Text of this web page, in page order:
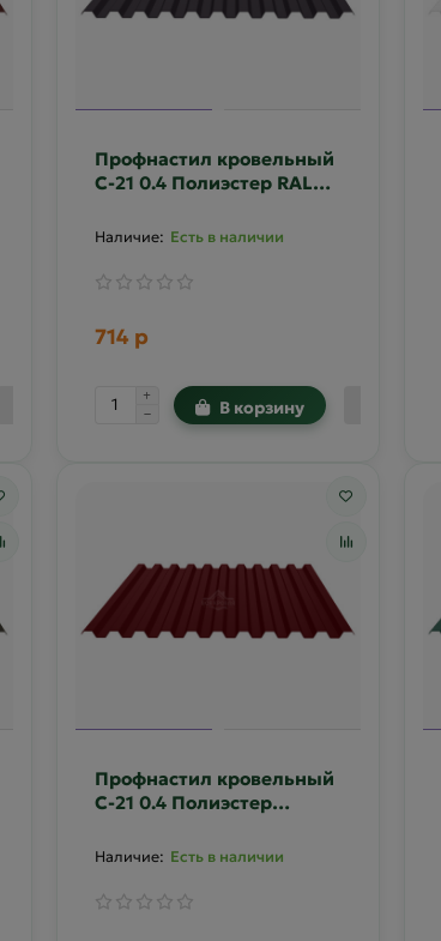
Профнастил кровельный
С-21 0.4 Полиэстер RAL
Есть в наличии
714 р
В корзину
Профнастил кровельный
С-21 0.4 Полиэстер
Есть в наличии